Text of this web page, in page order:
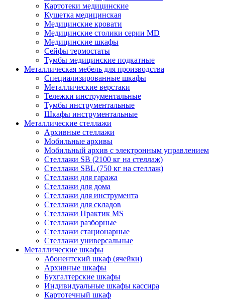
Картотеки медицинские
Кушетка медицинская
Медицинские кровати
Медицинские столики серии MD
Медицинские шкафы
Сейфы термостаты
Тумбы медицинские подкатные
Металлическая мебель для производства
Cпециализированные шкафы
Металлические верстаки
Тележки инструментальные
Тумбы инструментальные
Шкафы инструментальные
Металлические стеллажи
Архивные стеллажи
Мобильные архивы
Мобильный архив с электронным управлением
Стеллажи SB (2100 кг на стеллаж)
Стеллажи SBL (750 кг на стеллаж)
Стеллажи для гаража
Стеллажи для дома
Стеллажи для инструмента
Стеллажи для складов
Стеллажи Практик MS
Стеллажи разборные
Стеллажи стационарные
Стеллажи универсальные
Металлические шкафы
Абонентский шкаф (ячейки)
Архивные шкафы
Бухгалтерские шкафы
Индивидуальные шкафы кассира
Картотечный шкаф